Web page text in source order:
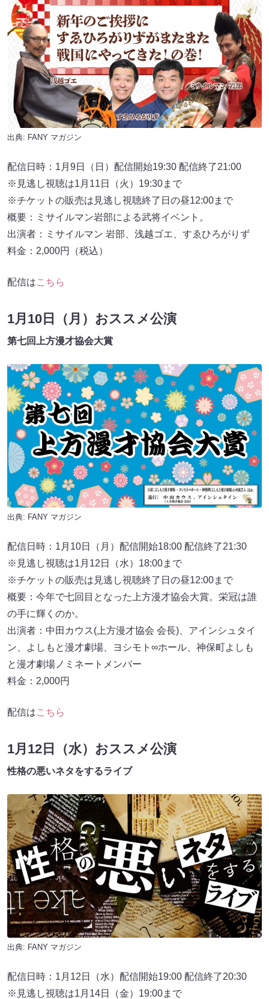
出典: FANY マガジン
配信日時：1月9日（日）配信開始19:30 配信終了21:00
※見逃し視聴は1月11日（火）19:30まで
※チケットの販売は見逃し視聴終了日の昼12:00まで
概要：ミサイルマン岩部による武将イベント。
出演者：ミサイルマン 岩部、浅越ゴエ、すゑひろがりず
料金：2,000円（税込）
配信はこちら
1月10日（月）おススメ公演
第七回上方漫才協会大賞
出典: FANY マガジン
配信日時：1月10日（月）配信開始18:00 配信終了21:30
※見逃し視聴は1月12日（水）18:00まで
※チケットの販売は見逃し視聴終了日の昼12:00まで
概要：今年で七回目となった上方漫才協会大賞。栄冠は誰
の手に輝くのか。
出演者：中田カウス(上方漫才協会 会長)、アインシュタイ
ン、よしもと漫才劇場、ヨシモト∞ホール、神保町よしも
と漫才劇場ノミネートメンバー
料金：2,000円
配信はこちら
1月12日（水）おススメ公演
性格の悪いネタをするライブ
出典: FANY マガジン
配信日時：1月12日（水）配信開始19:00 配信終了20:30
※見逃し視聴は1月14日（金）19:00まで